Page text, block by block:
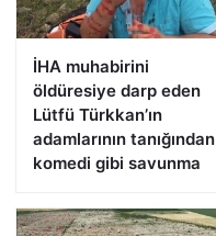
İHA muhabirini
öldüresiye darp eden
Lütfü Türkkan’ın
adamlarının tanığından
komedi gibi savunma